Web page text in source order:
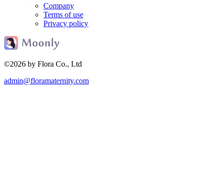
Company
Terms of use
Privacy policy
©2026 by Flora Co., Ltd
admin@floramaternity.com